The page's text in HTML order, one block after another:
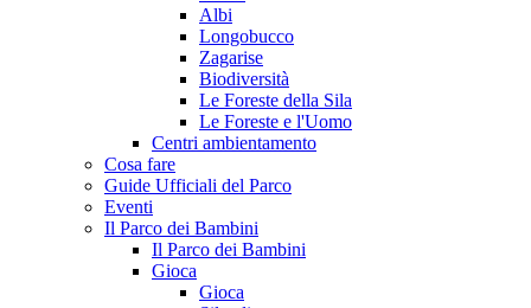
Albi
Longobucco
Zagarise
Biodiversità
Le Foreste della Sila
Le Foreste e l'Uomo
Centri ambientamento
Cosa fare
Guide Ufficiali del Parco
Eventi
Il Parco dei Bambini
Il Parco dei Bambini
Gioca
Gioca